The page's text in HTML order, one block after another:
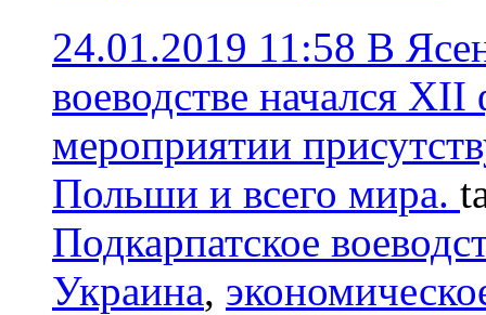
24.01.2019 11:58 В
воеводстве начался
мероприятии
Польши и всего мира.
Подкарпатское
Украина,